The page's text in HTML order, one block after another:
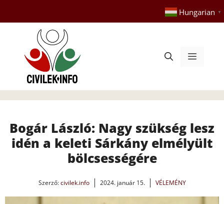
tartalomba
Hungarian ▼
Menü
Bogár László: Nagy szükség lesz
idén a keleti Sárkány elmélyült
bölcsességére
Szerző:civilek.info 2024. január 15. VÉLEMÉNY